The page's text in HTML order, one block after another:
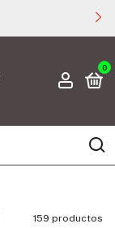
0
159 productos